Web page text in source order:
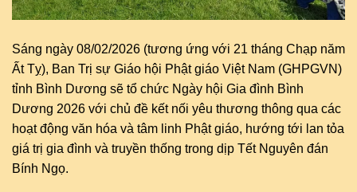
Sáng ngày 08/02/2026 (tương ứng với 21 tháng Chạp năm
Ất Tỵ), Ban Trị sự Giáo hội Phật giáo Việt Nam (GHPGVN)
tỉnh Bình Dương sẽ tổ chức Ngày hội Gia đình Bình
Dương 2026 với chủ đề kết nối yêu thương thông qua các
hoạt động văn hóa và tâm linh Phật giáo, hướng tới lan tỏa
giá trị gia đình và truyền thống trong dịp Tết Nguyên đán
Bính Ngọ.